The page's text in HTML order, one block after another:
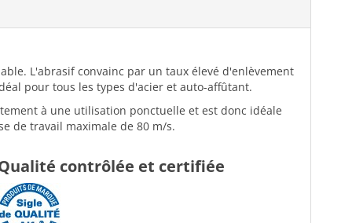
L'abrasif convainc par un taux élevé d'enlèvement
pour tous les types d'acier et auto-affûtant.
à une utilisation ponctuelle et est donc idéale
de travail maximale de 80 m/s.
contrôlée et certifiée